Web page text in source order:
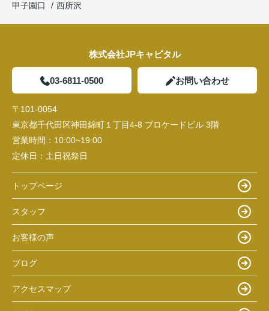
甲子園口
西所沢
株式会社JPキャピタル
03-6811-0500 お問い合わせ
〒101-0054
東京都千代田区神田錦町１丁目4-8 ブロケードビル 3階
営業時間： 10:00~19:00
定休日： 土日祝祭日
トップページ
スタッフ
お客様の声
ブログ
アクセスマップ